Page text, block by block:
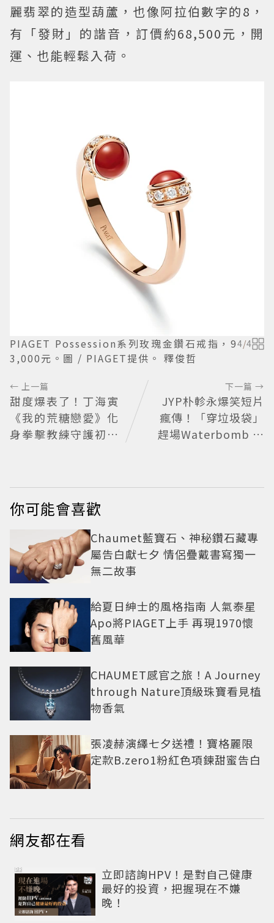
麗翡翠的造型葫蘆，也像阿拉伯數字的8，
有「發財」的諧音，訂價約68,500元，開
運、也能輕鬆入荷。
PIAGET Possession系列玫瑰金鑽石戒指，9
3,000元。圖 / PIAGET提供。 釋俊哲
4/4
← 上一篇
甜度爆表了！丁海寅
《我的荒糖戀愛》化
身拳擊教練守護初戀
下一篇 →
JYP朴軫永爆笑短片
瘋傳！「穿垃圾袋」
趕場Waterbomb 被
你可能會喜歡
Chaumet藍寶石、神秘鑽石藏專
屬告白獻七夕 情侶疊戴書寫獨一
無二故事
給夏日紳士的風格指南 人氣泰星
Apo將PIAGET上手 再現1970懷
舊風華
CHAUMET感官之旅！A Journey
through Nature頂級珠寶看見植
物香氣
張凌赫演繹七夕送禮！寶格麗限
定款B.zero1粉紅色項鍊甜蜜告白
網友都在看
立即諮詢HPV！是對自己健康
最好的投資，把握現在不嫌
晚！
PR